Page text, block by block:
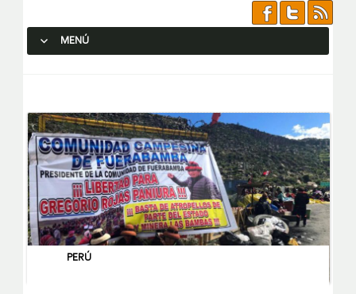
MENÚ
PERÚ